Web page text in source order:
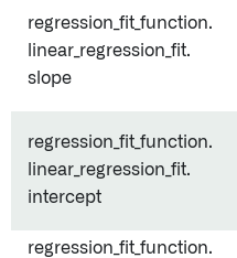
regression_fit_function.
linear_regression_fit.
slope
regression_fit_function.
linear_regression_fit.
intercept
regression_fit_function.